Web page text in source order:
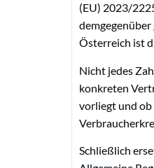
(EU) 2023/
Österreich ist
Nicht jedes
konkreten
vorliegt und ob
Schließlich